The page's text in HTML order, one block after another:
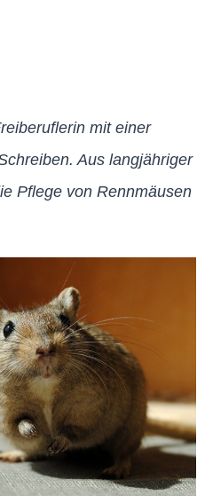
mit einer
Aus langjähriger
Pflege von Rennmäusen